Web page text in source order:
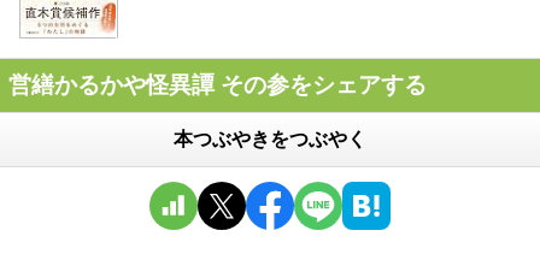
営繕かるかや怪異譚 その参をシェアする
本つぶやきをつぶやく